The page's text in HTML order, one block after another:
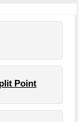
Point